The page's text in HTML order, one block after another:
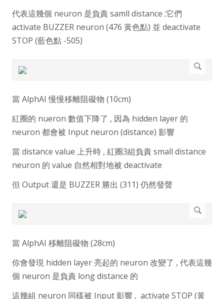
代表這幾個 neuron 是負責 samll distance ;它們
activate BUZZER neuron (476 黃色點) 並 deactivate
STOP (藍色點 -505)
當 AlphAI 慢慢移離阻礙物 (10cm)
紅圈的 nueron 數值下降了 , 因為 hidden layer 的
neuron 都會被 Input neuron (distance) 影響
當 distance value 上升時 , 紅圈3組負責 small distance
neuron 的 value 自然相對地被 deactivate
但 Output 還是 BUZZER 勝出 (311) 仍然發聲
當 AlphAI 移離阻礙物 (28cm)
你會發現 hidden layer 亮起的 neuron 改變了 , 代表這幾
個 neuron 是負責 long distance 的
這幾組 neuron 同樣被 Input 影響 , activate STOP (黃